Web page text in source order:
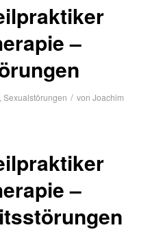
–
, Sexualstörungen / von Joachim
–